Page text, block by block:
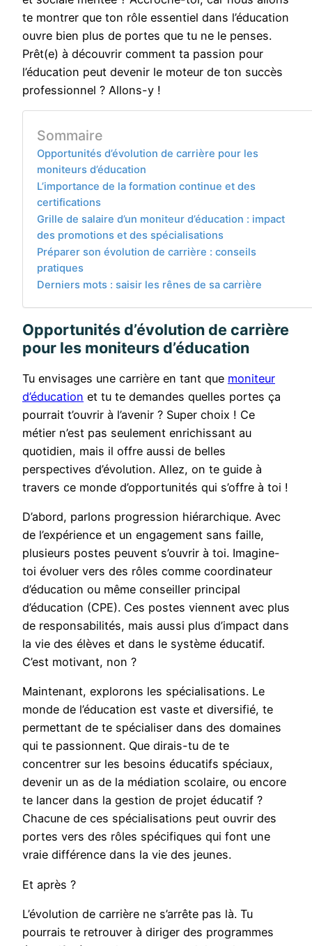
te montrer que ton rôle essentiel dans l’éducation
ouvre bien plus de portes que tu ne le penses.
Prêt(e) à découvrir comment ta passion pour
l’éducation peut devenir le moteur de ton succès
professionnel ? Allons-y !
Sommaire
Opportunités d’évolution de carrière pour les
moniteurs d’éducation
L’importance de la formation continue et des
certifications
Grille de salaire d’un moniteur d’éducation : impact
des promotions et des spécialisations
Préparer son évolution de carrière : conseils
pratiques
Derniers mots : saisir les rênes de sa carrière
Opportunités d’évolution de carrière
pour les moniteurs d’éducation
Tu envisages une carrière en tant que moniteur
d’éducation et tu te demandes quelles portes ça
pourrait t’ouvrir à l’avenir ? Super choix ! Ce
métier n’est pas seulement enrichissant au
quotidien, mais il offre aussi de belles
perspectives d’évolution. Allez, on te guide à
travers ce monde d’opportunités qui s’offre à toi !
D’abord, parlons progression hiérarchique. Avec
de l’expérience et un engagement sans faille,
plusieurs postes peuvent s’ouvrir à toi. Imagine-
toi évoluer vers des rôles comme coordinateur
d’éducation ou même conseiller principal
d’éducation (CPE). Ces postes viennent avec plus
de responsabilités, mais aussi plus d’impact dans
la vie des élèves et dans le système éducatif.
C’est motivant, non ?
Maintenant, explorons les spécialisations. Le
monde de l’éducation est vaste et diversifié, te
permettant de te spécialiser dans des domaines
qui te passionnent. Que dirais-tu de te
concentrer sur les besoins éducatifs spéciaux,
devenir un as de la médiation scolaire, ou encore
te lancer dans la gestion de projet éducatif ?
Chacune de ces spécialisations peut ouvrir des
portes vers des rôles spécifiques qui font une
vraie différence dans la vie des jeunes.
Et après ?
L’évolution de carrière ne s’arrête pas là. Tu
pourrais te retrouver à diriger des programmes